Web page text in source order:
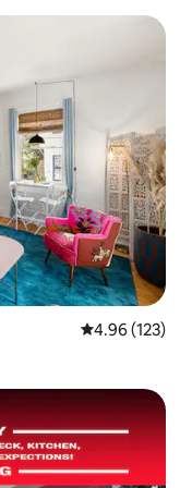
Calificación
4.96 (123)